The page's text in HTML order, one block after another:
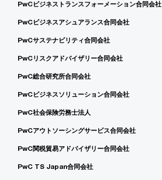
PwCビジネストランスフォーメーション合同会社
PwCビジネスアシュアランス合同会社
PwCサステナビリティ合同会社
PwCリスクアドバイザリー合同会社
PwC総合研究所合同会社
PwCビジネスソリューション合同会社
PwC社会保険労務士法人
PwCアウトソーシングサービス合同会社
PwC関税貿易アドバイザリー合同会社
PwC TS Japan合同会社